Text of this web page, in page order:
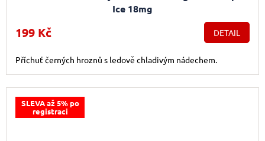
Ice 18mg
199 Kč DETAIL
Příchuť černých hroznů s ledově chladivým nádechem.
SLEVA až 5% po
registraci